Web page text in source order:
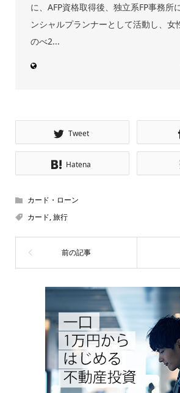
に、AFP資格取得後、独立系FP事務所
ンシャルプランナーとして活動し、女
のべ2...
Tweet
Hatena
カード・ローン
カード,旅行